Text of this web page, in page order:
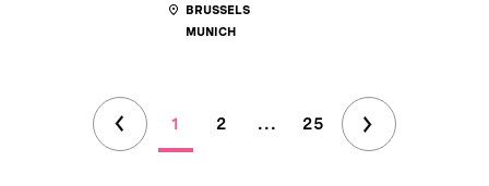
BRUSSELS
MUNICH
1 2 ... 25